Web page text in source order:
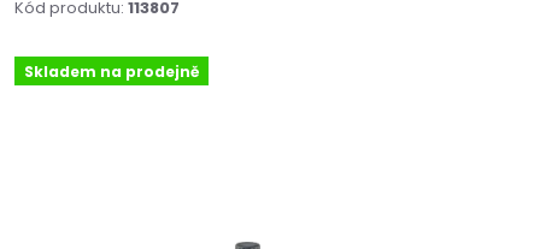
Kód produktu: 113807
Skladem na prodejně